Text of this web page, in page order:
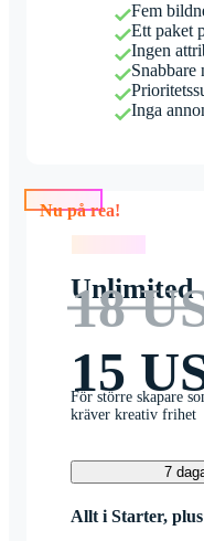
Fem
Ett paket
Ingen
Snabbare
Inga
Nu på rea!
Unlimited
18
15
För större skapare
kräver kreativ frihet
7
Allt i Starter,